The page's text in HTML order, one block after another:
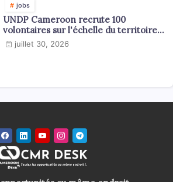
jobs
UNDP Cameroon recrute 100
volontaires sur l'échelle du territoire
national
juillet 30, 2026